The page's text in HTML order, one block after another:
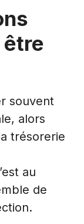
souvent
alors
trésorerie
au
de